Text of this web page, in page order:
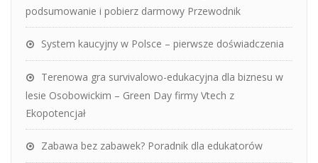
podsumowanie i pobierz darmowy Przewodnik
System kaucyjny w Polsce – pierwsze doświadczenia
Terenowa gra survivalowo-edukacyjna dla biznesu w
lesie Osobowickim – Green Day firmy Vtech z
Ekopotencjał
Zabawa bez zabawek? Poradnik dla edukatorów